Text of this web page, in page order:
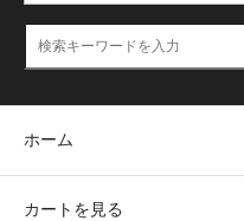
ホーム
カートを見る